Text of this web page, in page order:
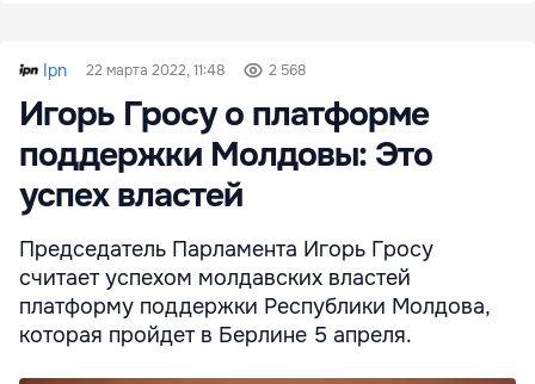
Ipn 22 марта 2022, 11:48 2 568
Игорь Гросу о платформе
поддержки Молдовы: Это
успех властей
Председатель Парламента Игорь Гросу
считает успехом молдавских властей
платформу поддержки Республики Молдова,
которая пройдет в Берлине 5 апреля.